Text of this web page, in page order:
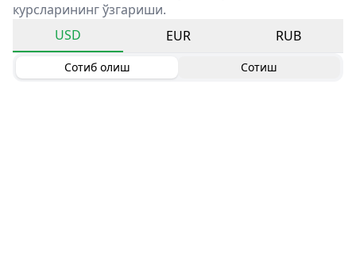
курсларининг ўзгариши.
USD
EUR RUB
Сотиб олиш Сотиш